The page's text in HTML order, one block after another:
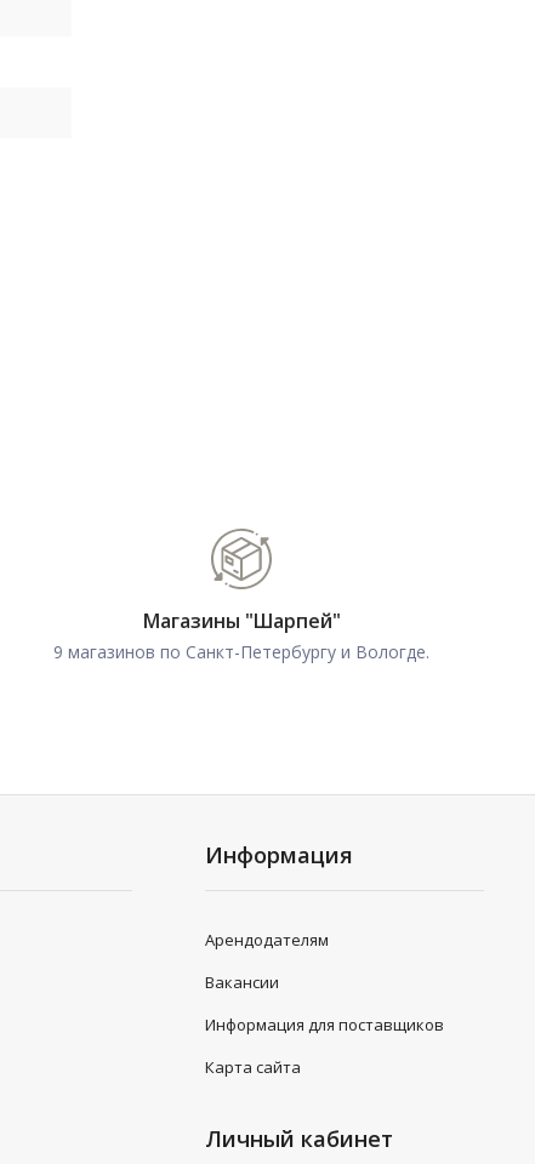
Магазины "Шарпей"
9 магазинов по Санкт-Петербургу и Вологде.
Информация
Арендодателям
Вакансии
Информация для поставщиков
Карта сайта
Личный кабинет